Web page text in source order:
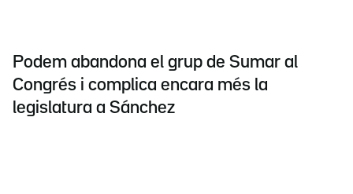
Podem abandona el grup de Sumar al
Congrés i complica encara més la
legislatura a Sánchez